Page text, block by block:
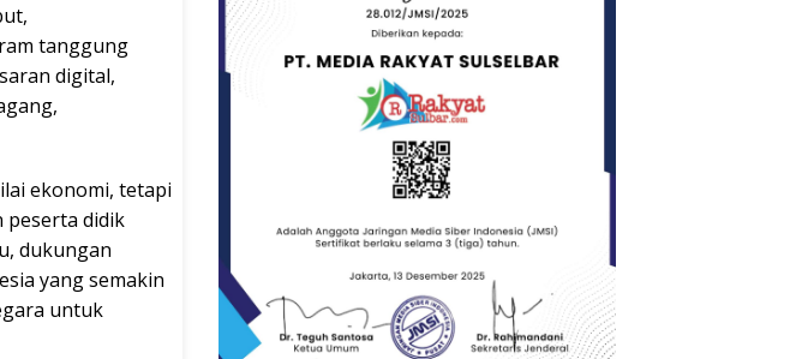
tanggung
digital,
ekonomi, tetapi
peserta didik
dukungan
yang semakin
untuk